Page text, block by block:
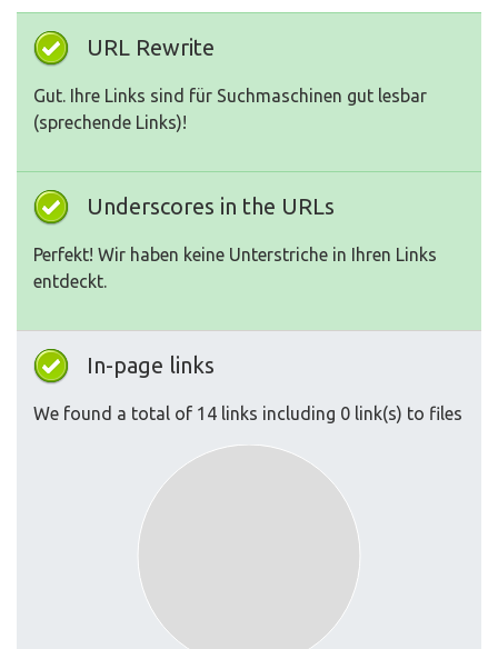
URL Rewrite
Gut. Ihre Links sind für Suchmaschinen gut lesbar
(sprechende Links)!
Underscores in the URLs
Perfekt! Wir haben keine Unterstriche in Ihren Links
entdeckt.
In-page links
We found a total of 14 links including 0 link(s) to files